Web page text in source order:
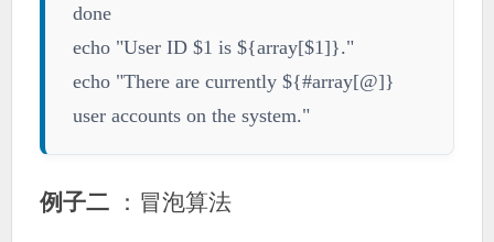
done
echo "User ID $1 is ${array[$1]}."
echo "There are currently ${#array[@]}
user accounts on the system."
例子二 ：冒泡算法